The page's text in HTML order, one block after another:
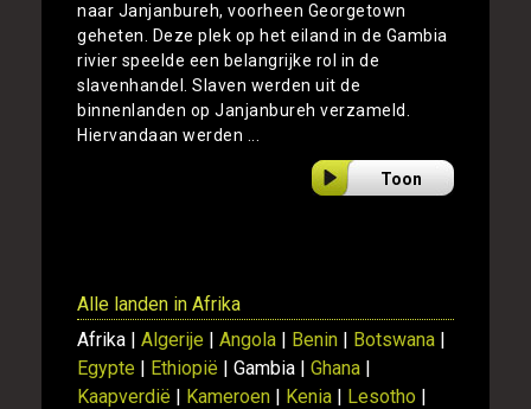
naar Janjanbureh, voorheen Georgetown
geheten. Deze plek op het eiland in de Gambia
rivier speelde een belangrijke rol in de
slavenhandel. Slaven werden uit de
binnenlanden op Janjanbureh verzameld.
Hiervandaan werden ...
Toon
Alle landen in Afrika
Afrika | Algerije | Angola | Benin | Botswana |
Egypte | Ethiopië | Gambia | Ghana |
Kaapverdië | Kameroen | Kenia | Lesotho |